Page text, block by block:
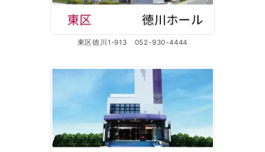
東区徳川1-913 052-930-4444